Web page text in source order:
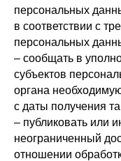
персональных
в соответствии с
персональных
– сообщать в
субъектов
органа
с даты получения
– публиковать или
неограниченный
отношении